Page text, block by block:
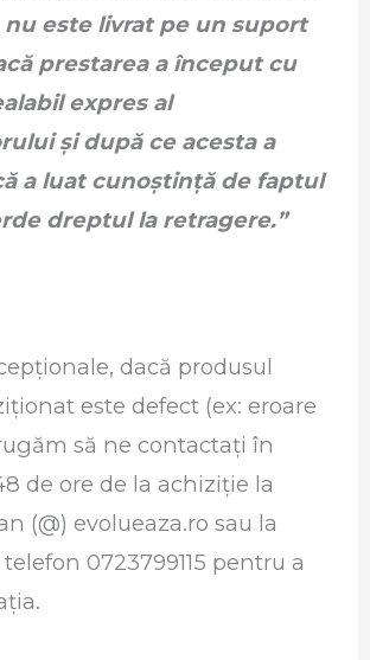
este livrat pe un suport
prestarea a început cu
expres al
și după ce acesta a
a luat cunoștință de faptul
dreptul la retragere.”
dacă produsul
este defect (ex: eroare
să ne contactați în
de ore de la achiziție la
(@) evolueaza.ro sau la
0723799115 pentru a